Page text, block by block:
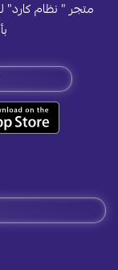
متجر " نظام كارد"